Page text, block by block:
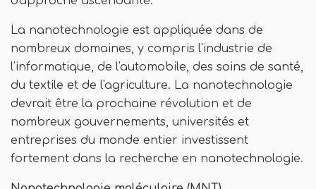
La nanotechnologie est appliquée dans de
nombreux domaines, y compris l'industrie de
l'informatique, de l'automobile, des soins de santé,
du textile et de l'agriculture. La nanotechnologie
devrait être la prochaine révolution et de
nombreux gouvernements, universités et
entreprises du monde entier investissent
fortement dans la recherche en nanotechnologie.